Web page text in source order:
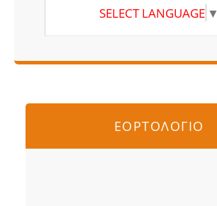
SELECT LANGUAGE ▼
ΕΟΡΤΟΛΟΓΙΟ